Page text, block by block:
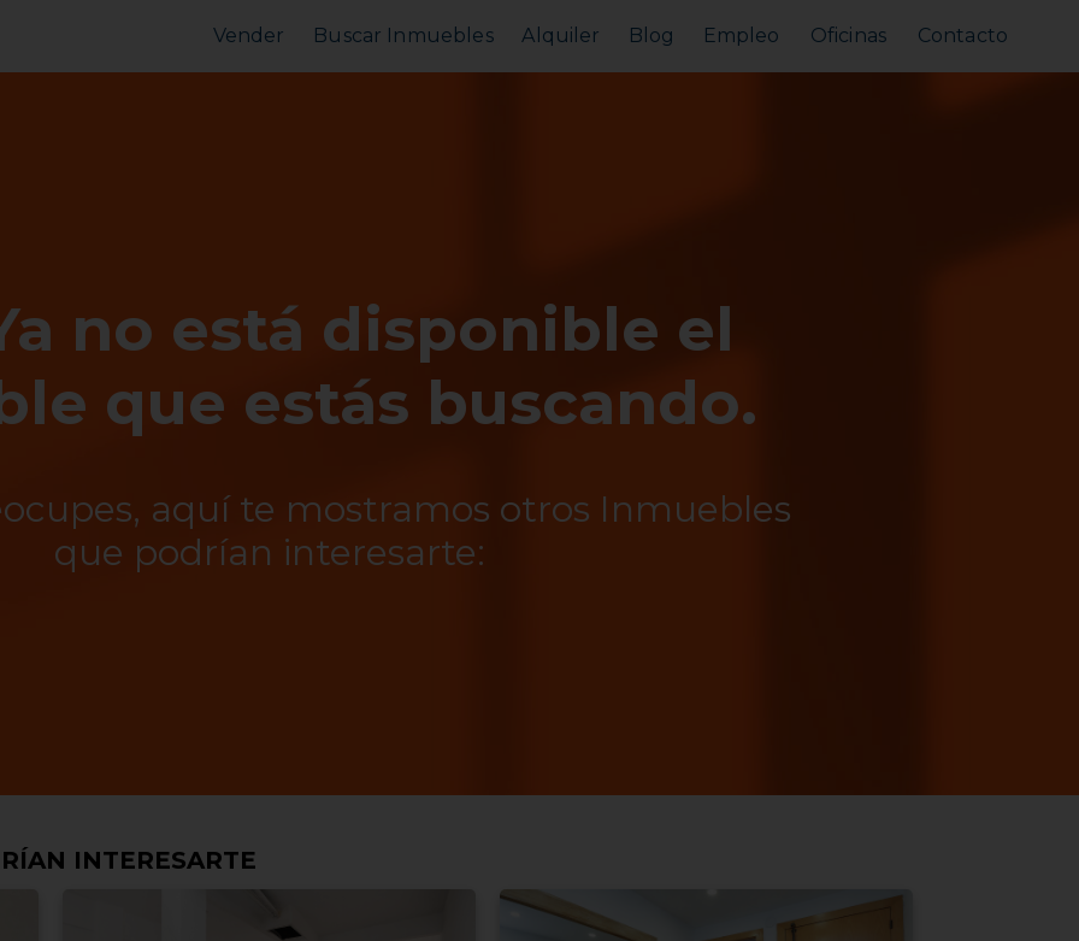
Vender Buscar Inmuebles Alquiler Blog Empleo Oficinas Contacto
no está disponible el
que estás buscando.
aquí te mostramos otros Inmuebles
que podrían interesarte:
INTERESARTE